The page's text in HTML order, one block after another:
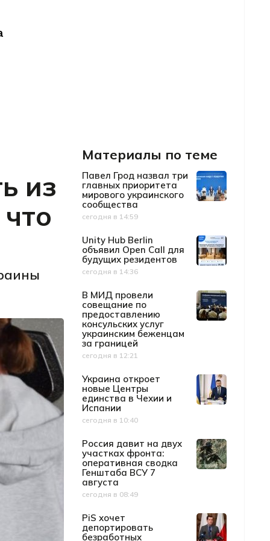
из
Материалы по теме
Павел Грод назвал три
главных приоритета
мирового украинского
сообщества
Дата публикации
сегодня в 14:59
Unity Hub Berlin
объявил Open Call для
будущих резидентов
Дата публикации
сегодня в 14:36
В МИД провели
совещание по
предоставлению
консульских услуг
украинским беженцам
за границей
Дата публикации
сегодня в 12:21
Украина откроет
новые Центры
единства в Чехии и
Испании
Дата публикации
сегодня в 10:40
Россия давит на двух
участках фронта:
оперативная сводка
Генштаба ВСУ 7
августа
Дата публикации
сегодня в 08:49
PiS хочет
депортировать
безработных